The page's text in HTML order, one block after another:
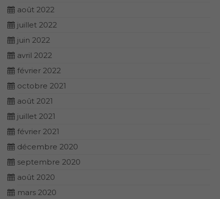
août 2022
juillet 2022
juin 2022
avril 2022
février 2022
octobre 2021
août 2021
juillet 2021
février 2021
décembre 2020
septembre 2020
août 2020
mars 2020